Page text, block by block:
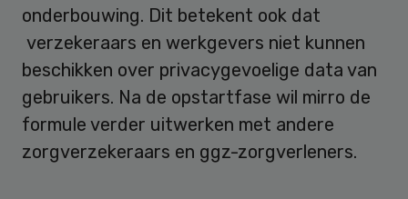
onderbouwing. Dit betekent ook dat
verzekeraars en werkgevers niet kunnen
beschikken over privacygevoelige data van
gebruikers. Na de opstartfase wil mirro de
formule verder uitwerken met andere
zorgverzekeraars en ggz-zorgverleners.